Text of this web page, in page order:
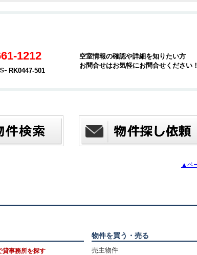
1212
RK0447-501
空室情報の確認や詳細を知りたい方
お問合せはお気軽にお問合せください！
▲ペ
貸事務所を探す
物件を買う・売る
売主物件